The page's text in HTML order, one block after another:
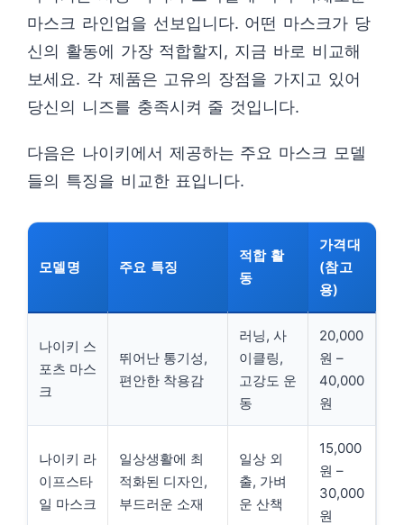
마스크 라인업을 선보입니다. 어떤 마스크가 당
신의 활동에 가장 적합할지, 지금 바로 비교해
보세요. 각 제품은 고유의 장점을 가지고 있어
당신의 니즈를 충족시켜 줄 것입니다.
다음은 나이키에서 제공하는 주요 마스크 모델
들의 특징을 비교한 표입니다.
모델명 주요 특징
적합 활
동
가격대
(참고
용)
나이키 스
포츠 마스
크
뛰어난 통기성,
편안한 착용감
러닝, 사
이클링,
고강도 운
동
20,000
원 –
40,000
원
나이키 라
이프스타
일 마스크
일상생활에 최
적화된 디자인,
부드러운 소재
일상 외
출, 가벼
운 산책
15,000
원 –
30,000
원